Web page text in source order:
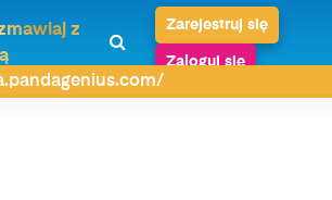
z
Zarejestruj się
Zaloguj się